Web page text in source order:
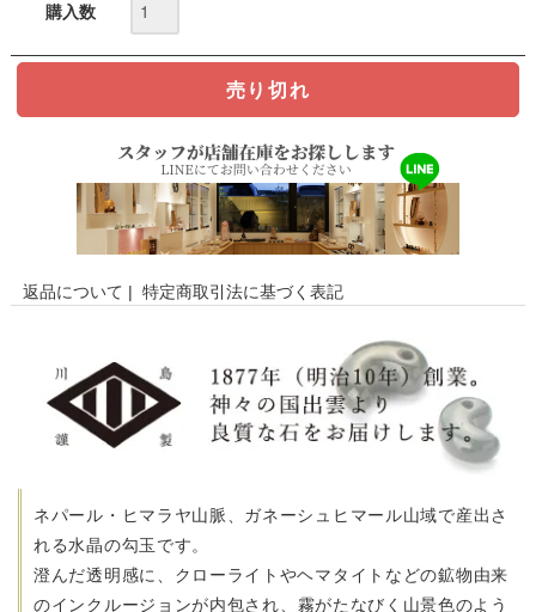
購入数
返品について | 特定商取引法に基づく表記
ネパール・ヒマラヤ山脈、ガネーシュヒマール山域で産出さ
れる水晶の勾玉です。
澄んだ透明感に、クローライトやヘマタイトなどの鉱物由来
のインクルージョンが内包され、 霧がたなびく山景色のよう